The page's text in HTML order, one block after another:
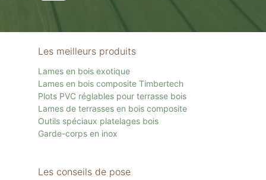
Les meilleurs produits
Lames en bois exotique
Lames en bois composite Timbertech
Plots PVC réglables pour terrasse bois
Lames de terrasses en bois composite
Outils spéciaux platelages bois
Garde-corps en inox
Les conseils de pose